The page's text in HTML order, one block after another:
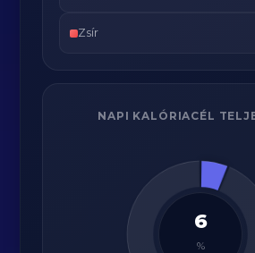
Zsír
NAPI KALÓRIACÉL
6
%